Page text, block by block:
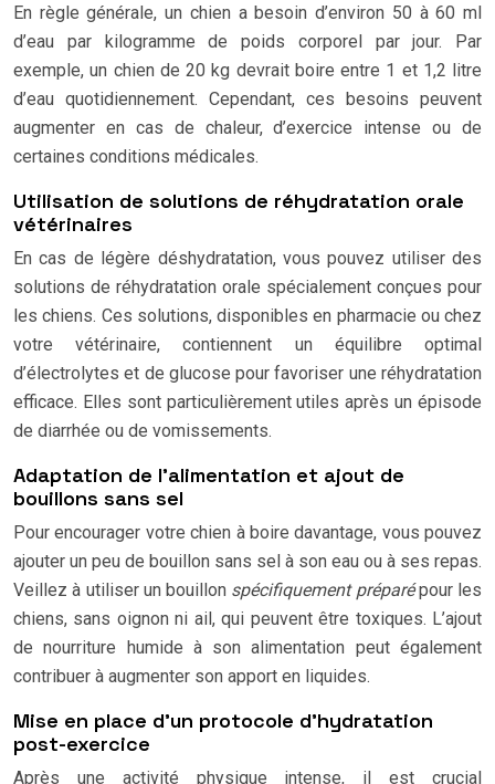
En règle générale, un chien a besoin d’environ 50 à 60 ml
d’eau par kilogramme de poids corporel par jour. Par
exemple, un chien de 20 kg devrait boire entre 1 et 1,2 litre
d’eau quotidiennement. Cependant, ces besoins peuvent
augmenter en cas de chaleur, d’exercice intense ou de
certaines conditions médicales.
Utilisation de solutions de réhydratation orale
vétérinaires
En cas de légère déshydratation, vous pouvez utiliser des
solutions de réhydratation orale spécialement conçues pour
les chiens. Ces solutions, disponibles en pharmacie ou chez
votre vétérinaire, contiennent un équilibre optimal
d’électrolytes et de glucose pour favoriser une réhydratation
efficace. Elles sont particulièrement utiles après un épisode
de diarrhée ou de vomissements.
Adaptation de l’alimentation et ajout de
bouillons sans sel
Pour encourager votre chien à boire davantage, vous pouvez
ajouter un peu de bouillon sans sel à son eau ou à ses repas.
Veillez à utiliser un bouillon spécifiquement préparépour les
chiens, sans oignon ni ail, qui peuvent être toxiques. L’ajout
de nourriture humide à son alimentation peut également
contribuer à augmenter son apport en liquides.
Mise en place d’un protocole d’hydratation
post-exercice
Après une activité physique intense, il est crucial